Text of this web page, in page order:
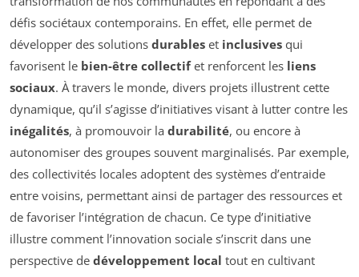
défis sociétaux contemporains. En effet, elle permet de
développer des solutions durables et inclusives qui
favorisent le bien-être collectifet renforcent les liens
sociaux. À travers le monde, divers projets illustrent cette
dynamique, qu’il s’agisse d’initiatives visant à lutter contre les
inégalités, à promouvoir la durabilité, ou encore à
autonomiser des groupes souvent marginalisés. Par exemple,
des collectivités locales adoptent des systèmes d’entraide
entre voisins, permettant ainsi de partager des ressources et
de favoriser l’intégration de chacun. Ce type d’initiative
illustre comment l’innovation sociale s’inscrit dans une
perspective de développement local tout en cultivant